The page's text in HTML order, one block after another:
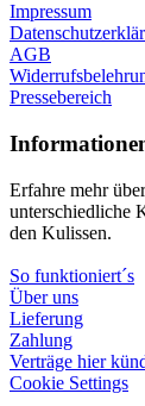
Impressum
AGB
Pressebereich
Erfahre mehr
unterschiedliche
den Kulissen.
So funktioniert´s
Über uns
Lieferung
Zahlung
Verträge hier
Cookie Settings